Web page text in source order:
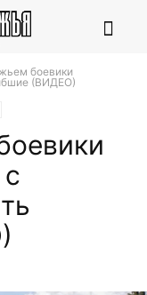
боевики
(ВИДЕО)